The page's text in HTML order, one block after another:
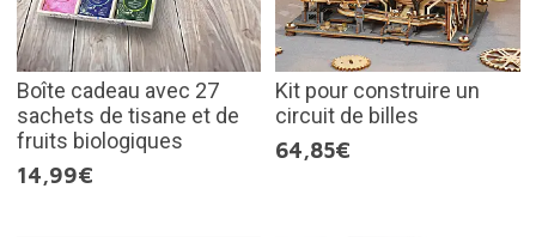
Boîte cadeau avec 27
sachets de tisane et de
fruits biologiques
14,99€
Kit pour construire un
circuit de billes
64,85€